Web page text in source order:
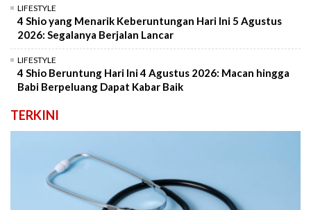
LIFESTYLE
4 Shio yang Menarik Keberuntungan Hari Ini 5 Agustus
2026: Segalanya Berjalan Lancar
LIFESTYLE
4 Shio Beruntung Hari Ini 4 Agustus 2026: Macan hingga
Babi Berpeluang Dapat Kabar Baik
TERKINI